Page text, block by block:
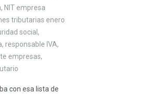
, NIT empresa
tributarias enero
social ,
, responsable IVA,
empresas,
con esa lista de